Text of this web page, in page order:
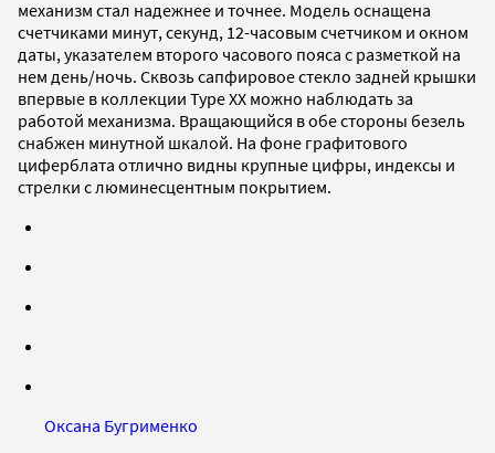
механизм стал надежнее и точнее. Модель оснащена
счетчиками минут, секунд, 12-часовым счетчиком и окном
даты, указателем второго часового пояса с разметкой на
нем день/ночь. Сквозь сапфировое стекло задней крышки
впервые в коллекции Type XX можно наблюдать за
работой механизма. Вращающийся в обе стороны безель
снабжен минутной шкалой. На фоне графитового
циферблата отлично видны крупные цифры, индексы и
стрелки с люминесцентным покрытием.
Оксана Бугрименко